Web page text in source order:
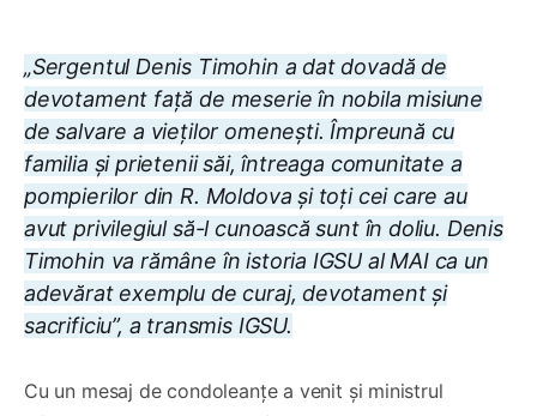
„Sergentul Denis Timohin a dat dovadă de
devotament față de meserie în nobila misiune
de salvare a vieților omenești. Împreună cu
familia și prietenii săi, întreaga comunitate a
pompierilor din R. Moldova și toți cei care au
avut privilegiul să-l cunoască sunt în doliu. Denis
Timohin va rămâne în istoria IGSU al MAI ca un
adevărat exemplu de curaj, devotament și
sacrificiu”, a transmis IGSU.
Cu un mesaj de condoleanțe a venit și ministrul